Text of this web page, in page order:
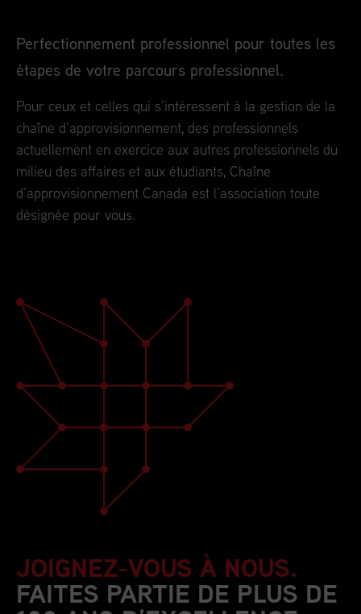
Perfectionnement professionnel pour toutes les
étapes de votre parcours professionnel.
Pour ceux et celles qui s’intéressent à la gestion de la
chaîne d’approvisionnement, des professionnels
actuellement en exercice aux autres professionnels du
milieu des affaires et aux étudiants, Chaîne
d’approvisionnement Canada est l’association toute
désignée pour vous.
JOIGNEZ-VOUS À NOUS.
FAITES PARTIE DE PLUS DE